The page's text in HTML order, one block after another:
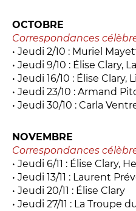
OCTOBRE
Correspondances
• Jeudi 2/10 : Muriel
• Jeudi 9/10 : Élise Clary,
• Jeudi 16/10 : Élise Clary,
• Jeudi 23/10 : Armand
• Jeudi 30/10 : Carla
NOVEMBRE
Correspondances
• Jeudi 6/11 : Élise Clary,
• Jeudi 13/11 : Laurent
• Jeudi 20/11 : Élise Clary
• Jeudi 27/11 : La Troupe